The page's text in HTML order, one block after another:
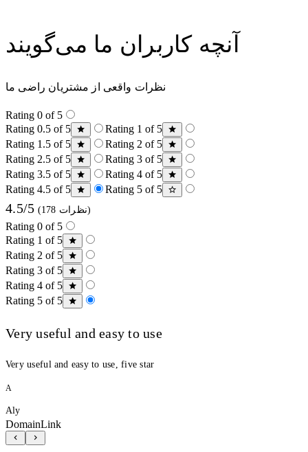
آنچه کاربران ما می‌گویند
نظرات واقعی از مشتریان راضی ما
Rating 0 of 5
Rating 0.5 of 5
Rating 1 of 5
Rating 1.5 of 5
Rating 2 of 5
Rating 2.5 of 5
Rating 3 of 5
Rating 3.5 of 5
Rating 4 of 5
Rating 4.5 of 5
Rating 5 of 5
4.5/5 (178 نظرات)
Rating 0 of 5
Rating 1 of 5
Rating 2 of 5
Rating 3 of 5
Rating 4 of 5
Rating 5 of 5
Very useful and easy to use
Very useful and easy to use, five star
A
Aly
DomainLink